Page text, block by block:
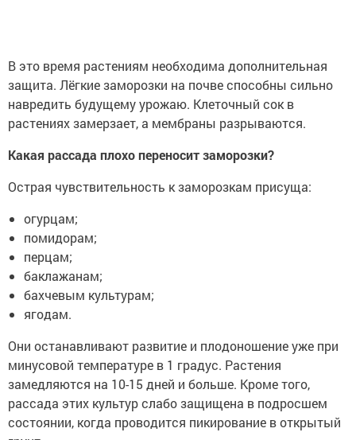
В это время растениям необходима дополнительная
защита. Лёгкие заморозки на почве способны сильно
навредить будущему урожаю. Клеточный сок в
растениях замерзает, а мембраны разрываются.
Какая рассада плохо переносит заморозки?
Острая чувствительность к заморозкам присуща:
огурцам;
помидорам;
перцам;
баклажанам;
бахчевым культурам;
ягодам.
Они останавливают развитие и плодоношение уже при
минусовой температуре в 1 градус. Растения
замедляются на 10-15 дней и больше. Кроме того,
рассада этих культур слабо защищена в подросшем
состоянии, когда проводится пикирование в открытый